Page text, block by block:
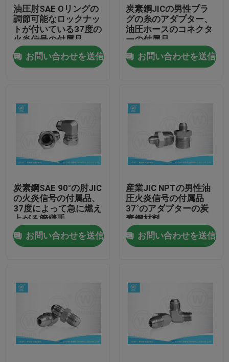
家
私達について
工場旅行
品質管理
私達に連絡しなさい
場合
油圧ホースの端付属品
油圧肘SAE Oリングの
調節可能なロックナッ
トが付いている37度の
火炎信号の付属品
お問い合わせを送信
炭素鋼JICの男性プラ
グの糸のアダプター、
油圧ホースのコネクタ
ーの付属品
お問い合わせを送信
炭素鋼SAE 90°の肘JIC
の火炎信号の付属品、
37度によって急に燃え
上がる管継手
お問い合わせを送信
産業JIC NPTの男性油
圧火炎信号の付属品
37°のアダプターの炭
素鋼材料
お問い合わせを送信